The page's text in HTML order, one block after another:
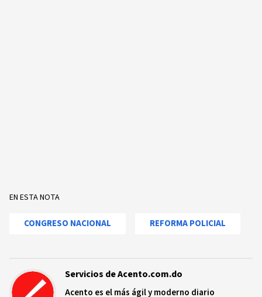
EN ESTA NOTA
CONGRESO NACIONAL REFORMA POLICIAL
Servicios de Acento.com.do
Acento es el más ágil y moderno diario